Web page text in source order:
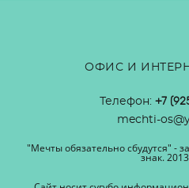
ОФИС И
Телефон: +7
mechti-
"Мечты обязательно сбудутся" -
знак.